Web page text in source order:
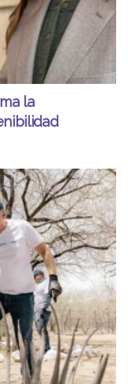
la